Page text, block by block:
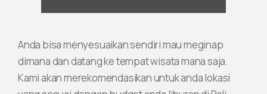
Anda bisa menyesuaikan sendiri mau meginap
dimana dan datang ke tempat wisata mana saja.
Kami akan merekomendasikan untuk anda lokasi